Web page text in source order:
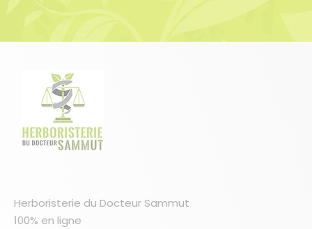
Herboristerie du Docteur Sammut
100% en ligne